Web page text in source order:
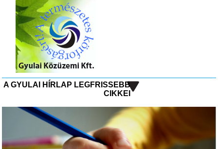
A GYULAI HÍRLAP LEGFRISSEBB
CIKKEI